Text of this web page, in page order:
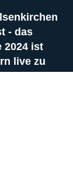
- das
2024 ist
live zu